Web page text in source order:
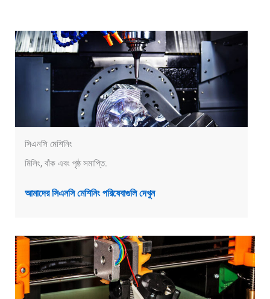
সিএনসি মেশিনিং
মিলিং, বাঁক এবং পৃষ্ঠ সমাপ্তি.
আমাদের সিএনসি মেশিনিং পরিষেবাগুলি দেখুন